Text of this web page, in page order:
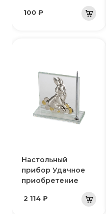
100 ₽
Настольный
прибор Удачное
приобретение
2 114 ₽